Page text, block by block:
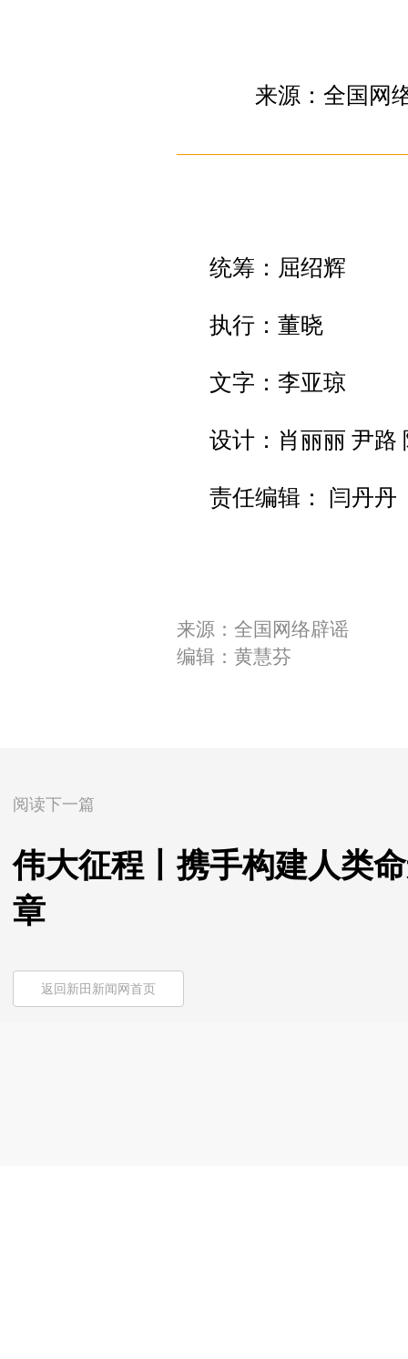
来源：全国
统筹：屈绍辉
执行：董晓
文字：李亚琼
设计：肖丽丽 尹路
责任编辑： 闫丹丹
来源：全国网络辟谣
编辑：黄慧芬
阅读下一篇
伟大征程丨携手构建人类
章
返回新田新闻网首页